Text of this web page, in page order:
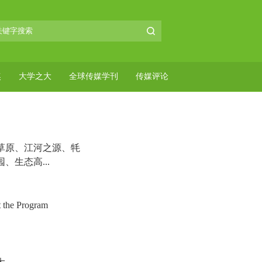
大学之大 全球传媒学刊 传媒评论
原、江河之源、牦
、生态高...
Program